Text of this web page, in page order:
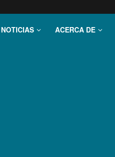
NOTICIAS ACERCA DE